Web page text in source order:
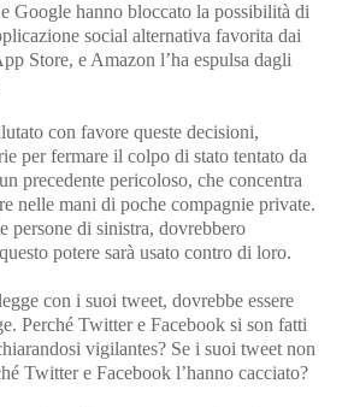
Google hanno bloccato la possibilità di
social alternativa favorita dai
Store, e Amazon l’ha espulsa dagli
con favore queste decisioni,
per fermare il colpo di stato tentato da
precedente pericoloso, che concentra
nelle mani di poche compagnie private.
persone di sinistra, dovrebbero
potere sarà usato contro di loro.
con i suoi tweet, dovrebbe essere
Perché Twitter e Facebook si son fatti
vigilantes? Se i suoi tweet non
Twitter e Facebook l’hanno cacciato?